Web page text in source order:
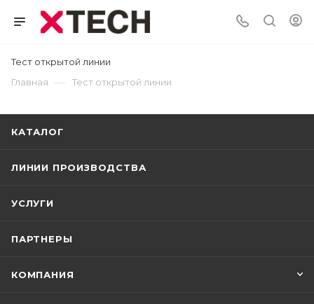
Тест открытой линии
Главная
— Тест открытой линии
КАТАЛОГ
ЛИНИИ ПРОИЗВОДСТВА
УСЛУГИ
ПАРТНЕРЫ
КОМПАНИЯ